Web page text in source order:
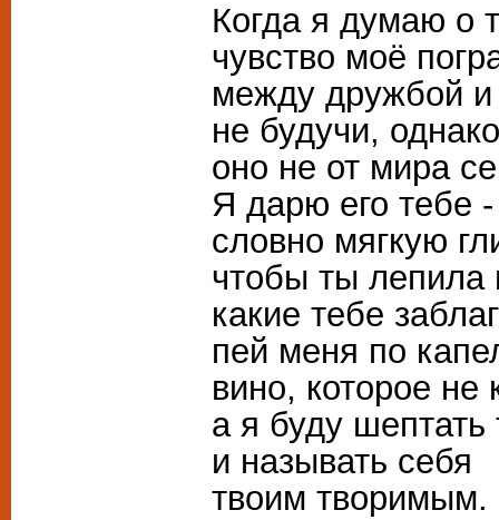
Когда я думаю о
чувство моё
между дружбой
не будучи,
оно не от мира
Я дарю его тебе -
словно мягкую
чтобы ты
какие тебе
пей меня по
вино, которое
а я буду
и называть себя
твоим творимым.